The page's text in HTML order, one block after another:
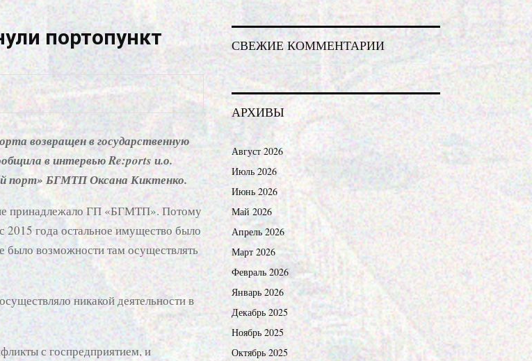
портопункт
возвращен в государственную
в интервью Re:ports и.о.
порт» БГМТП Оксана Киктенко.
принадлежало ГП «БГМТП». Потому
года остальное имущество было
было возможности там осуществлять
никакой деятельности в
с госпредприятием, и
СВЕЖИЕ КОММЕНТАРИИ
АРХИВЫ
Август 2026
Июль 2026
Июнь 2026
Май 2026
Апрель 2026
Март 2026
Февраль 2026
Январь 2026
Декабрь 2025
Ноябрь 2025
Октябрь 2025